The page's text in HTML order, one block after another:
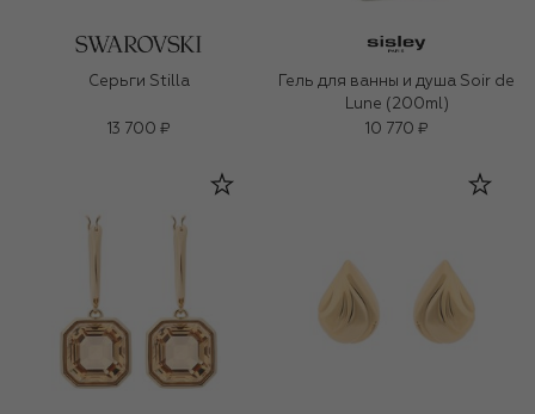
Серьги Stilla
13 700 ₽
Гель для ванны и душа Soir de
Lune (200ml)
10 770 ₽